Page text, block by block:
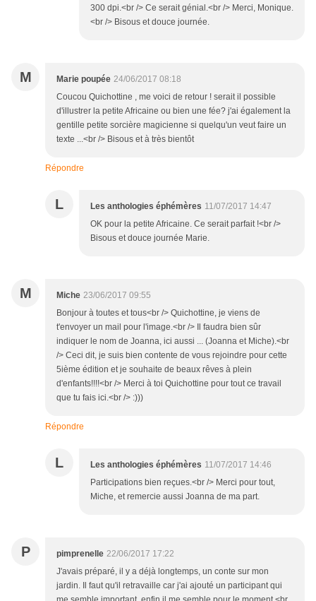
300 dpi.<br /> Ce serait génial.<br /> Merci, Monique.
<br /> Bisous et douce journée.
M Marie poupée 24/06/2017 08:18
Coucou Quichottine , me voici de retour ! serait il possible
d'illustrer la petite Africaine ou bien une fée? j'ai également la
gentille petite sorcière magicienne si quelqu'un veut faire un
texte ...<br /> Bisous et à très bientôt
Répondre
L Les anthologies éphémères 11/07/2017 14:47
OK pour la petite Africaine. Ce serait parfait !<br />
Bisous et douce journée Marie.
M Miche 23/06/2017 09:55
Bonjour à toutes et tous<br /> Quichottine, je viens de
t'envoyer un mail pour l'image.<br /> Il faudra bien sûr
indiquer le nom de Joanna, ici aussi ... (Joanna et Miche).<br
/> Ceci dit, je suis bien contente de vous rejoindre pour cette
5ième édition et je souhaite de beaux rêves à plein
d'enfants!!!!<br /> Merci à toi Quichottine pour tout ce travail
que tu fais ici.<br /> :)))
Répondre
L Les anthologies éphémères 11/07/2017 14:46
Participations bien reçues.<br /> Merci pour tout,
Miche, et remercie aussi Joanna de ma part.
P pimprenelle 22/06/2017 17:22
J'avais préparé, il y a déjà longtemps, un conte sur mon
jardin. Il faut qu'il retravaille car j'ai ajouté un participant qui